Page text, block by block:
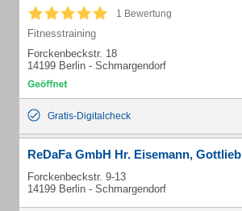
1 Bewertung
Fitnesstraining
Forckenbeckstr. 18
14199 Berlin - Schmargendorf
Gratis-Digitalcheck
ReDaFa GmbH Hr. Eisemann, Gottlieb
Forckenbeckstr. 9-13
14199 Berlin - Schmargendorf